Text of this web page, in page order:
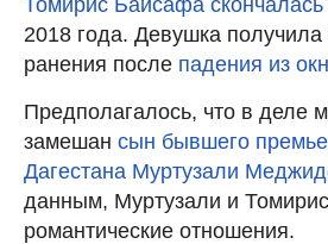
2018 года. Девушка
ранения после падения из
Предполагалось, что в деле
замешан сын бывшего
Дагестана Муртузали
данным, Муртузали и
романтические отношения.